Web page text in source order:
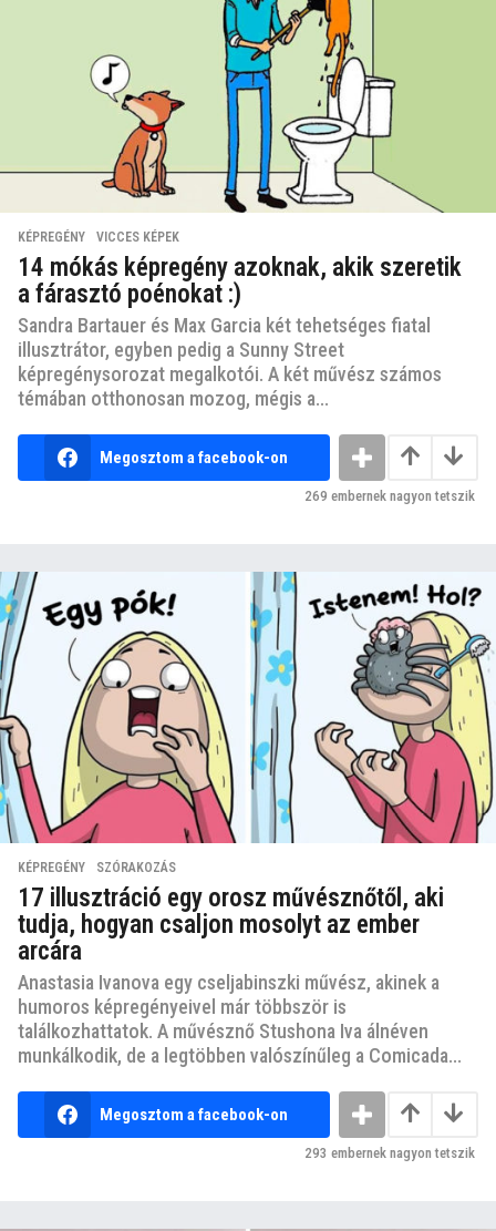
KÉPREGÉNY ,VICCES KÉPEK
14 mókás képregény azoknak, akik szeretik
a fárasztó poénokat :)
Sandra Bartauer és Max Garcia két tehetséges fiatal
illusztrátor, egyben pedig a Sunny Street
képregénysorozat megalkotói. A két művész számos
témában otthonosan mozog, mégis a...
Megosztom a facebook-on
269 embernek nagyon tetszik
KÉPREGÉNY ,SZÓRAKOZÁS
17 illusztráció egy orosz művésznőtől, aki
tudja, hogyan csaljon mosolyt az ember
arcára
Anastasia Ivanova egy cseljabinszki művész, akinek a
humoros képregényeivel már többször is
találkozhattatok. A művésznő Stushona Iva álnéven
munkálkodik, de a legtöbben valószínűleg a Comicada...
Megosztom a facebook-on
293 embernek nagyon tetszik